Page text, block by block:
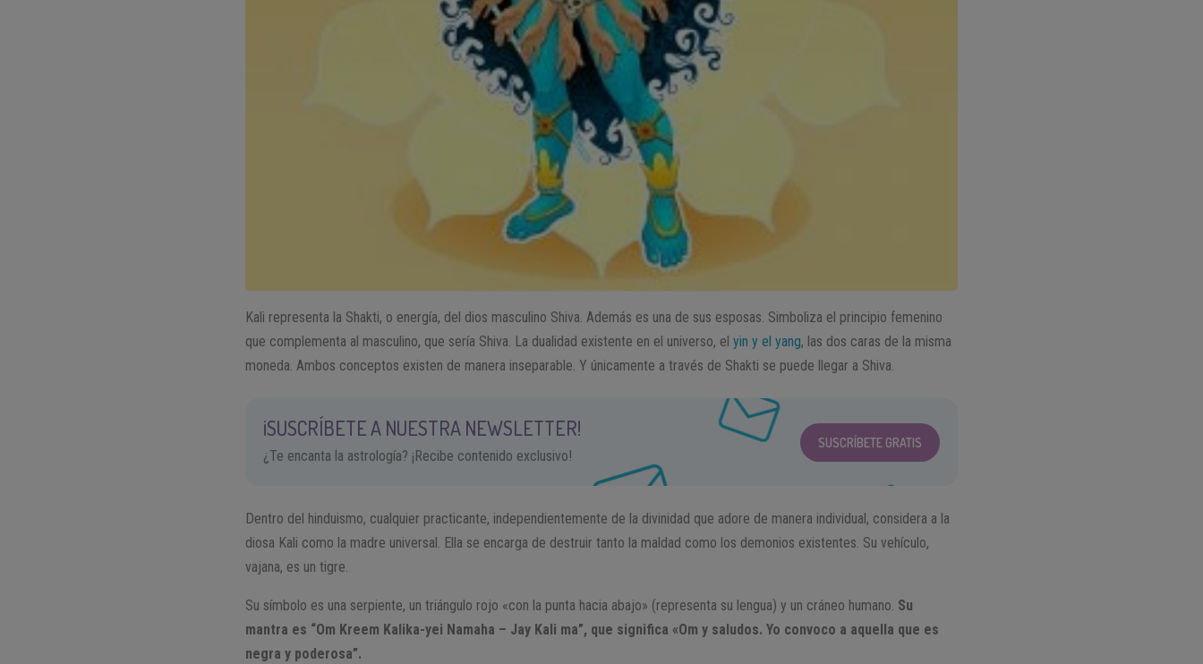
Kali representa la Shakti, o energía, del dios masculino Shiva. Además es una de sus esposas. Simboliza el principio femenino
que complementa al masculino, que sería Shiva. La dualidad existente en el universo, elyin y el yang, las dos caras de la misma
moneda. Ambos conceptos existen de manera inseparable. Y únicamente a través de Shakti se puede llegar a Shiva.
¡SUSCRÍBETE A NUESTRA NEWSLETTER!
¿Te encanta la astrología? ¡Recibe contenido exclusivo!
SUSCRÍBETE GRATIS
Dentro del hinduismo, cualquier practicante, independientemente de la divinidad que adore de manera individual, considera a la
diosa Kali como la madre universal. Ella se encarga de destruir tanto la maldad como los demonios existentes. Su vehículo,
vajana, es un tigre.
Su símbolo es una serpiente, un triángulo rojo «con la punta hacia abajo» (representa su lengua) y un cráneo humano. Su
mantra es “Om Kreem Kalika-yei Namaha – Jay Kali ma”, que significa «Om y saludos. Yo convoco a aquella que es
negra y poderosa”.